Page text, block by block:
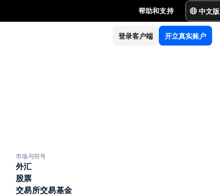
帮助和支持 中文版
开立真实账户
登录客户端
市场与符号
外汇
股票
交易所交易基金